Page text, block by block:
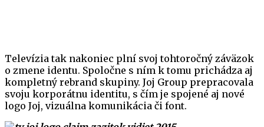
Televízia tak nakoniec plní svoj tohtoročný záväzok
o zmene identu. Spoločne s ním k tomu prichádza aj
kompletný rebrand skupiny. Joj Group prepracovala
svoju korporátnu identitu, s čím je spojené aj nové
logo Joj, vizuálna komunikácia či font.